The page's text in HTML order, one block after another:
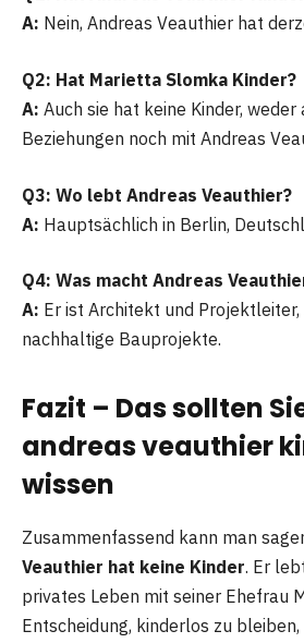
A: Nein, Andreas Veauthier hat
Q2: Hat Marietta Slomka Kinder?
A: Auch sie hat keine Kinder,
Beziehungen noch mit Andreas
Q3: Wo lebt Andreas Veauthier?
A: Hauptsächlich in Berlin,
Q4: Was macht Andreas
A: Er ist Architekt und
nachhaltige Bauprojekte.
Fazit – Das sollten
andreas veauthier
wissen
Zusammenfassend kann man
Veauthier hat keine Kinder. Er
privates Leben mit seiner Ehefrau
Entscheidung, kinderlos zu